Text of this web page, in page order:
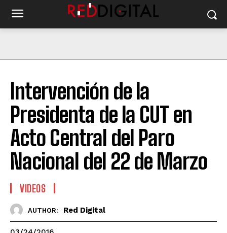
Intervención de la
Presidenta de la CUT en
Acto Central del Paro
Nacional del 22 de Marzo
VIDEOS
AUTHOR: Red Digital